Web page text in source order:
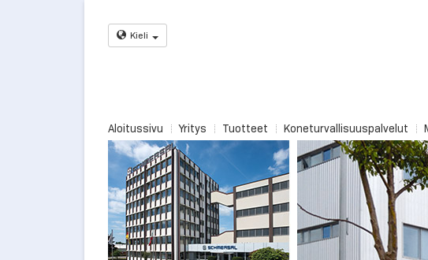
Kieli
Aloitussivu Yritys Tuotteet Koneturvallisuuspalvelut